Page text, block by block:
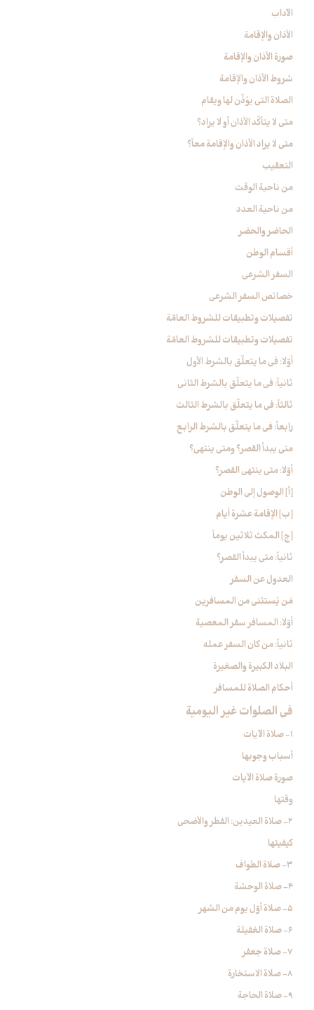
الآداب‏
الأذان والإقامة
صورة الأذان والإقامة
شروط الأذان والإقامة
الصلاة التي يؤذّن لها ويقام
متى لا يتأكّد الأذان أو لا يراد؟
متى لا يراد الأذان والإقامة معاً؟
التعقيب‏
من ناحية الوقت‏
من ناحية العدد
الحاضر والحضر
أقسام الوطن
السفر الشرعي‏
خصائص السفر الشرعي
تفصيلات وتطبيقات للشروط العامّة
تفصيلات وتطبيقات للشروط العامّة
أوّلا: في ما يتعلّق بالشرط الأول
ثانياً: في ما يتعلّق بالشرط الثاني
ثالثاً: في ما يتعلّق بالشرط الثالث
رابعاً: في ما يتعلّق بالشرط الرابع
متى يبدأ القصر؟ ومتى ينتهي؟
أوّلا: متى ينتهي القصر؟
[أ] الوصول إلى الوطن
[ب‏] الإقامة عشرة أيام
[ج‏] المكث ثلاثين يوماً
ثانياً: متى يبدأ القصر؟
العدول عن السفر
مَن يُستثنى من المسافرين
أوّلا: المسافر سفر المعصية
ثانياً: من كان السفر عمله
البلاد الكبيرة والصغيرة
أحكام الصلاة للمسافر
في الصلوات غير اليومية
1- صلاة الآيات‏
أسباب وجوبها
صورة صلاة الآيات
وقتها
2- صلاة العيدين: الفطر والأضحى‏
كيفيتها
3- صلاة الطواف‏
4- صلاة الوحشة
5- صلاة أوّل يوم من الشهر
6- صلاة الغفيلة
7- صلاة جعفر
8- صلاة الاستخارة
9- صلاة الحاجة